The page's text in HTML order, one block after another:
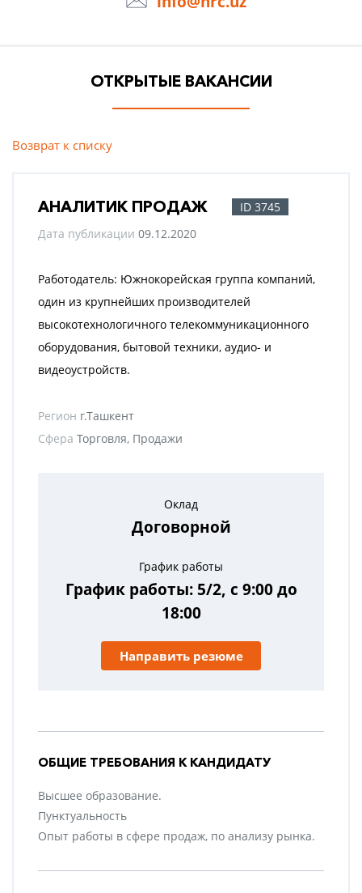
ОТКРЫТЫЕ ВАКАНСИИ
Возврат к списку
АНАЛИТИК ПРОДАЖ
ID 3745
Дата публикации 09.12.2020
Работодатель: Южнокорейская группа компаний,
один из крупнейших производителей
высокотехнологичного телекоммуникационного
оборудования, бытовой техники, аудио- и
видеоустройств.
Регион г.Ташкент
Сфера Торговля, Продажи
Оклад
Договорной
График работы
График работы: 5/2, с 9:00 до
18:00
Направить резюме
ОБЩИЕ ТРЕБОВАНИЯ К КАНДИДАТУ
Высшее образование.
Пунктуальность
Опыт работы в сфере продаж, по анализу рынка.